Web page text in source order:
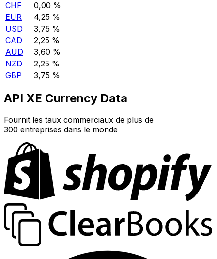
CHF
0,00 %
EUR
4,25 %
USD
3,75 %
CAD
2,25 %
AUD
3,60 %
NZD
2,25 %
GBP
3,75 %
API XE Currency Data
Fournit les taux commerciaux de plus de
300 entreprises dans le monde